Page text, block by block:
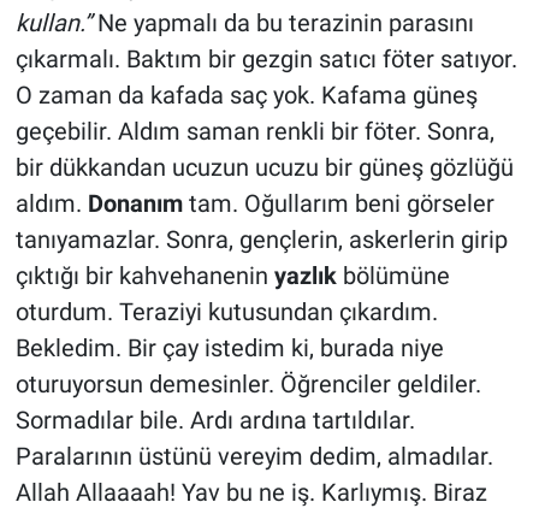
kullan.”Ne yapmalı da bu terazinin parasını
çıkarmalı. Baktım bir gezgin satıcı föter satıyor.
O zaman da kafada saç yok. Kafama güneş
geçebilir. Aldım saman renkli bir föter. Sonra,
bir dükkandan ucuzun ucuzu bir güneş gözlüğü
aldım. Donanımtam. Oğullarım beni görseler
tanıyamazlar. Sonra, gençlerin, askerlerin girip
çıktığı bir kahvehanenin yazlıkbölümüne
oturdum. Teraziyi kutusundan çıkardım.
Bekledim. Bir çay istedim ki, burada niye
oturuyorsun demesinler. Öğrenciler geldiler.
Sormadılar bile. Ardı ardına tartıldılar.
Paralarının üstünü vereyim dedim, almadılar.
Allah Allaaaah! Yav bu ne iş. Karlıymış. Biraz